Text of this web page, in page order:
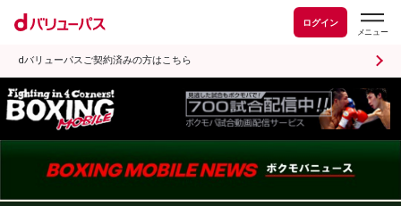
ログイン
dバリューパスご契約済みの方はこちら